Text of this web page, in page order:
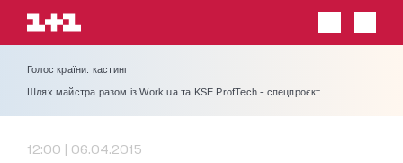
Голос країни: кастинг
Шлях майстра разом із Work.ua та KSE ProfTech - спецпроєкт
12:00 | 06.04.2015